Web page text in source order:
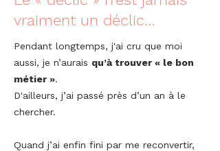
vraiment un déclic…
Pendant longtemps, j'ai cru que moi
aussi, je n’aurais qu’à trouver « le bon
métier ».
D'ailleurs, j’ai passé près d’un an à le
chercher.
Quand j’ai enfin fini par me reconvertir,